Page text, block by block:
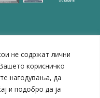
не содржат лични
корисничко
нагодувања, да
и подобро да ја
локална самоуправа
регион